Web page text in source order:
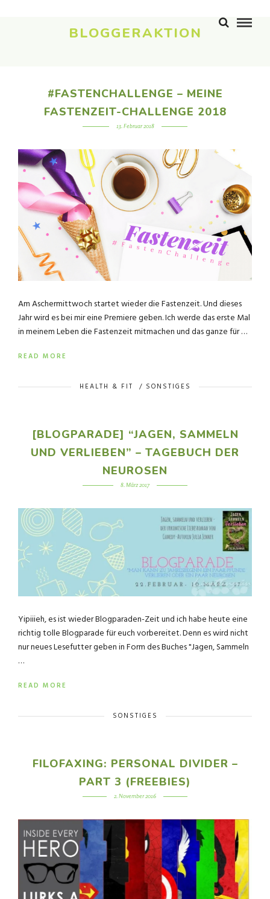
BLOGGERAKTION
#FASTENCHALLENGE – MEINE
FASTENZEIT-CHALLENGE 2018
13. Februar 2018
Am Aschermittwoch startet wieder die Fastenzeit. Und dieses
Jahr wird es bei mir eine Premiere geben. Ich werde das erste Mal
in meinem Leben die Fastenzeit mitmachen und das ganze für …
READ MORE
HEALTH & FIT / SONSTIGES
[BLOGPARADE] “JAGEN, SAMMELN
UND VERLIEBEN” – TAGEBUCH DER
NEUROSEN
8. März 2017
Yipiiieh, es ist wieder Blogparaden-Zeit und ich habe heute eine
richtig tolle Blogparade für euch vorbereitet. Denn es wird nicht
nur neues Lesefutter geben in Form des Buches "Jagen, Sammeln
…
READ MORE
SONSTIGES
FILOFAXING: PERSONAL DIVIDER –
PART 3 (FREEBIES)
2. November 2016